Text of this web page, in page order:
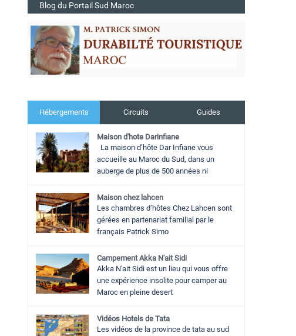
Blog du Portail Sud Maroc
Hébergements Circuits Guides
Maison d'hote Darinfiane
La maison d’hôte Dar Infiane vous
accueille au Maroc du Sud, dans un
auberge de plus de 500 années ni
Maison chez lahcen
Les chambres d’hôtes Chez Lahcen sont
gérées en partenariat familial par le
français Patrick Simo
Campement Akka N'ait Sidi
Akka N'ait Sidi est un lieu qui vous offre
une expérience insolite pour camper au
Maroc en pleine desert
Vidéos Hotels de Tata
Les vidéos de la province de tata au sud